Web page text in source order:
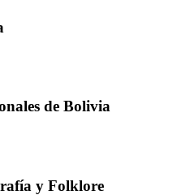
de Bolivia
y Folklore